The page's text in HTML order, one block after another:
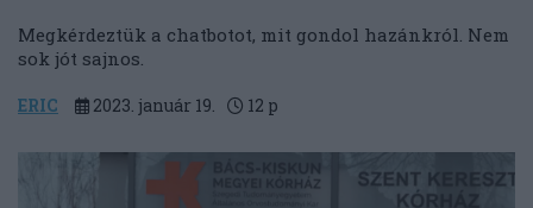
Megkérdeztük a chatbotot, mit gondol hazánkról. Nem
sok jót sajnos.
ERIC 2023. január 19. 12 p